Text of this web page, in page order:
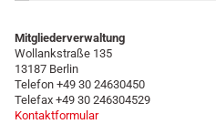
Mitgliederverwaltung
Wollankstraße 135
13187 Berlin
Telefon +49 30 24630450
Telefax +49 30 246304529
Kontaktformular